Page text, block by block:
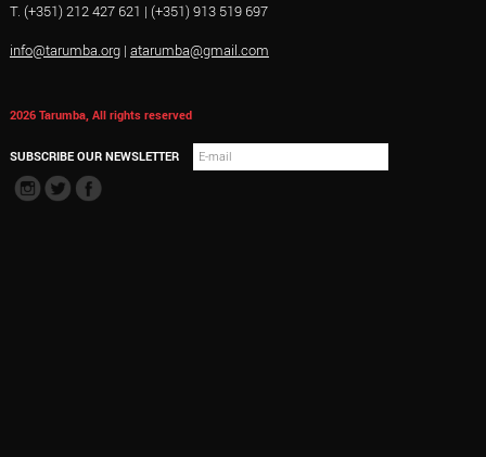
T. (+351) 212 427 621 | (+351) 913 519 697
info@tarumba.org| atarumba@gmail.com
2026 Tarumba, All rights reserved
SUBSCRIBE OUR NEWSLETTER